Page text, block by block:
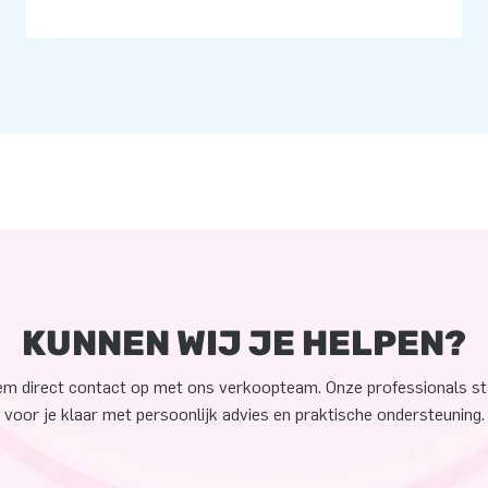
KUNNEN WIJ JE HELPEN?
direct contact op met ons verkoopteam. Onze professionals
voor je klaar met persoonlijk advies en praktische ondersteuning.